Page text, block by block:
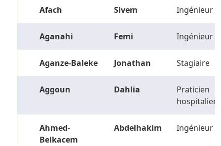
Afach Sivem Ingénieur
Aganahi Femi Ingénieur
Aganze-Baleke Jonathan Stagiaire
Aggoun Dahlia
Praticien
hospitalier
Ahmed-
Belkacem
Abdelhakim Ingénieur